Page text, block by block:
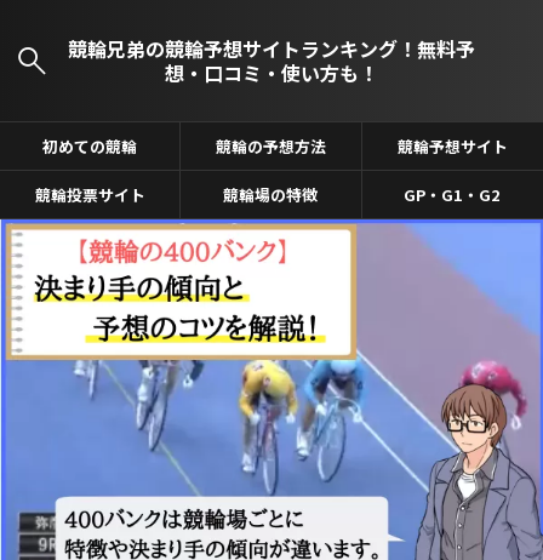
競輪兄弟の競輪予想サイトランキング！無料予
想・口コミ・使い方も！
初めての競輪 競輪の予想方法 競輪予想サイト
競輪投票サイト 競輪場の特徴 GP・G1・G2